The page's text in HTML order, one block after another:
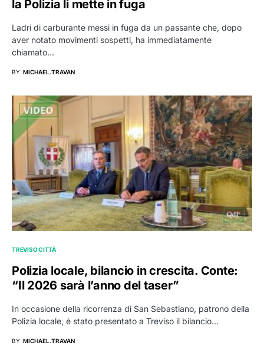
la Polizia li mette in fuga
Ladri di carburante messi in fuga da un passante che, dopo
aver notato movimenti sospetti, ha immediatamente
chiamato…
BY MICHAEL.TRAVAN
TREVISO CITTÀ
Polizia locale, bilancio in crescita. Conte:
“Il 2026 sarà l’anno del taser”
In occasione della ricorrenza di San Sebastiano, patrono della
Polizia locale, è stato presentato a Treviso il bilancio…
BY MICHAEL.TRAVAN